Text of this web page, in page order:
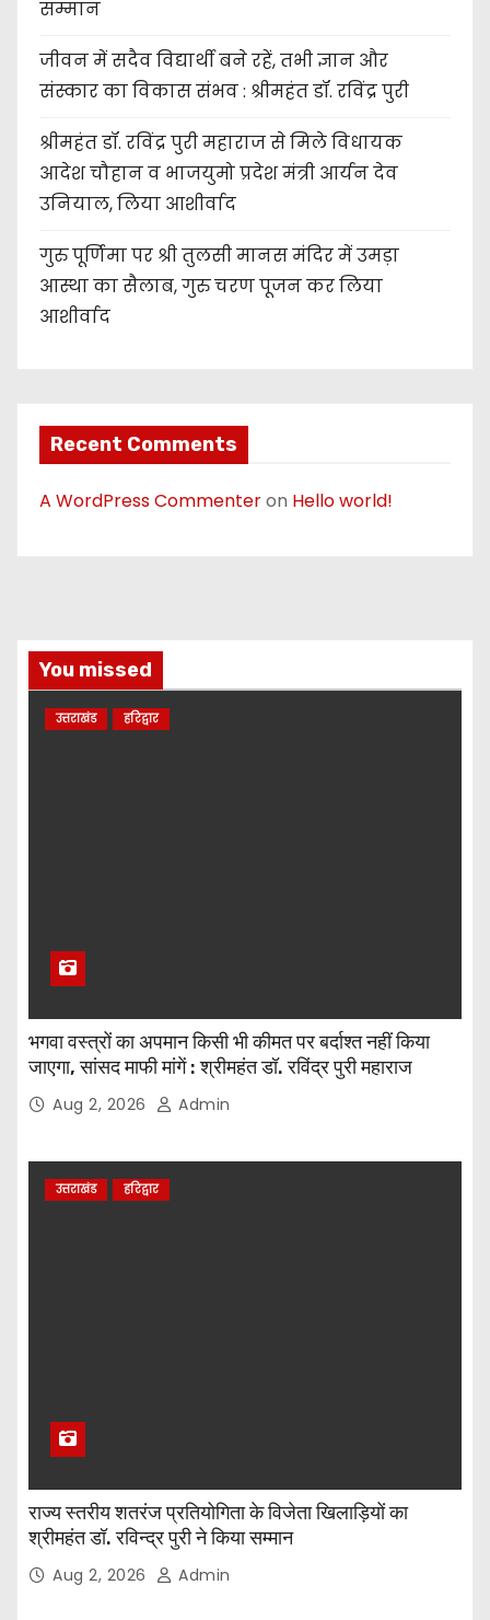
सम्मान
जीवन में सदैव विद्यार्थी बने रहें, तभी ज्ञान और
संस्कार का विकास संभव : श्रीमहंत डॉ. रविंद्र पुरी
श्रीमहंत डॉ. रविंद्र पुरी महाराज से मिले विधायक
आदेश चौहान व भाजयुमो प्रदेश मंत्री आर्यन देव
उनियाल, लिया आशीर्वाद
गुरु पूर्णिमा पर श्री तुलसी मानस मंदिर में उमड़ा
आस्था का सैलाब, गुरु चरण पूजन कर लिया
आशीर्वाद
Recent Comments
A WordPress Commenteron Hello world!
You missed
उत्तराखंड हरिद्वार
भगवा वस्त्रों का अपमान किसी भी कीमत पर बर्दाश्त नहीं किया
जाएगा, सांसद माफी मांगें : श्रीमहंत डॉ. रविंद्र पुरी महाराज
Aug 2, 2026 Admin
उत्तराखंड हरिद्वार
राज्य स्तरीय शतरंज प्रतियोगिता के विजेता खिलाड़ियों का
श्रीमहंत डॉ. रविन्द्र पुरी ने किया सम्मान
Aug 2, 2026 Admin